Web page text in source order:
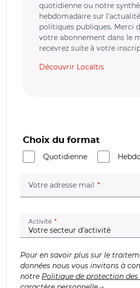
quotidienne ou notre
hebdomadaire sur
politiques publiques. Merci
votre abonnement dans le
recevrez suite à votre
Découvrir Localtis
Choix du format
Quotidienne
Votre adresse mail (champ
Activité (champ obligatoire)
Pour en savoir plus sur le
données nous vous invitons à
notre Politique de protection des